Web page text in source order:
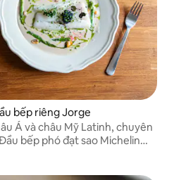
bếp riêng Jorge
Á và châu Mỹ Latinh, chuyên
bếp phó đạt sao Michelin